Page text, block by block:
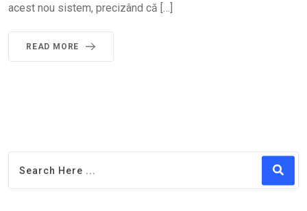
acest nou sistem, precizând că […]
READ MORE